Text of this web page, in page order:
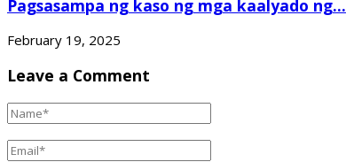
Pagsasampa ng kaso ng mga kaalyado ng...
February 19, 2025
Leave a Comment